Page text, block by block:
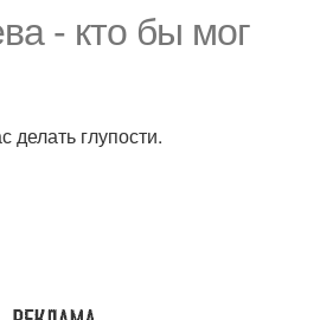
- кто бы мог
делать глупости.